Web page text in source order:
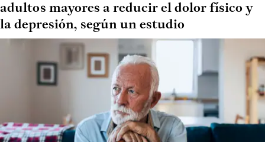
adultos mayores a reducir el dolor físico y
la depresión, según un estudio